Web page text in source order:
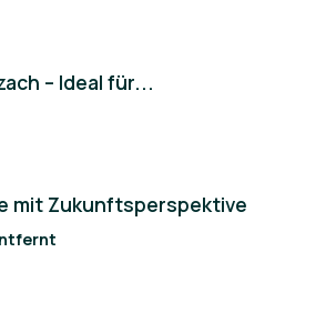
– Ideal für...
mit Zukunftsperspektive